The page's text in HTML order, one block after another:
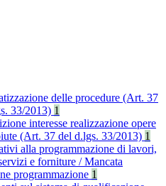
delle procedure (Art. 37
33/2013) 1
interesse realizzazione opere
(Art. 37 del d.lgs. 33/2013) 1
alla programmazione di lavori,
e forniture / Mancata
programmazione 1